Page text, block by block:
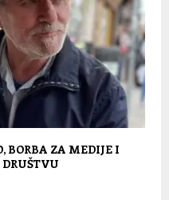
BORBA ZA MEDIJE I